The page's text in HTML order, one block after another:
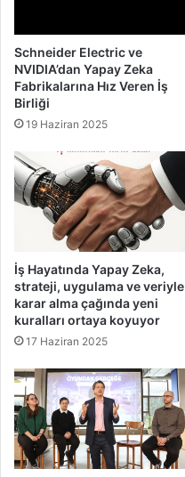
Schneider Electric ve
NVIDIA’dan Yapay Zeka
Fabrikalarına Hız Veren İş
Birliği
19 Haziran 2025
İş Hayatında Yapay Zeka,
strateji, uygulama ve veriyle
karar alma çağında yeni
kuralları ortaya koyuyor
17 Haziran 2025